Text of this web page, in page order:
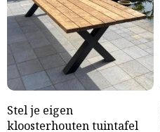
Stel je eigen
kloosterhouten tuintafel